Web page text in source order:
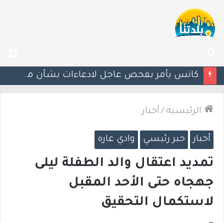
عن
إستعدوا : موجة حر جديدة تضرب البلاد
الرئيسية / أخبار
أخبار خبر رئيسي وادي عاره
تمديد اعتقال والد الطفلة ليلى
جهجاه حتى الأحد المقبل
لاستكمال التحقيق